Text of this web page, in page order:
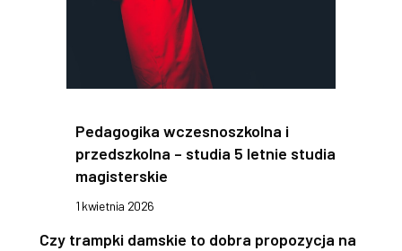
Pedagogika wczesnoszkolna i
przedszkolna – studia 5 letnie studia
magisterskie
1 kwietnia 2026
Czy trampki damskie to dobra propozycja na